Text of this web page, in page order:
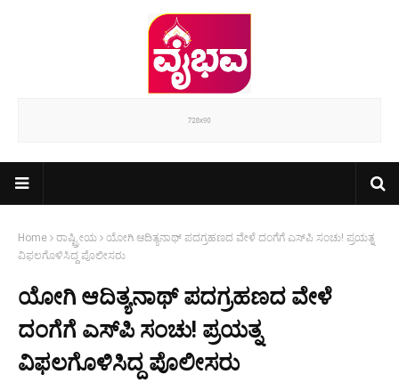
Home ರಾಷ್ಟ್ರೀಯ
ಯೋಗಿ ಆದಿತ್ಯನಾಥ್‌ ಪದಗ್ರಹಣದ ವೇಳೆ ದಂಗೆಗೆ ಎಸ್‌ಪಿ ಸಂಚು! ಪ್ರಯತ್ನ
ವಿಫಲಗೊಳಿಸಿದ್ದ ಪೊಲೀಸರು
ಯೋಗಿ ಆದಿತ್ಯನಾಥ್‌ ಪದಗ್ರಹಣದ ವೇಳೆ
ದಂಗೆಗೆ ಎಸ್‌ಪಿ ಸಂಚು! ಪ್ರಯತ್ನ
ವಿಫಲಗೊಳಿಸಿದ್ದ ಪೊಲೀಸರು